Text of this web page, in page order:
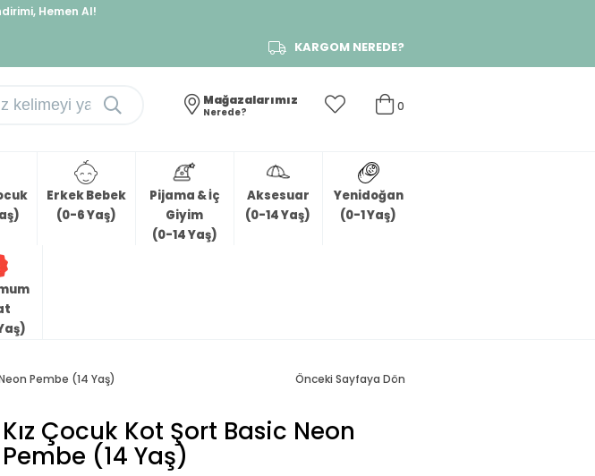
Kap, Hemen Üye Ol!
KARGOM NEREDE?
0
Mağazalarımız
Nerede?
Erkek Bebek
(0-6 Yaş)
Pijama & İç
Giyim
(0-14 Yaş)
Aksesuar
(0-14 Yaş)
Yenidoğan
(0-1 Yaş)
Pembe (14 Yaş) Önceki Sayfaya Dön
Kız Çocuk Kot Şort Basic Neon
Pembe (14 Yaş)